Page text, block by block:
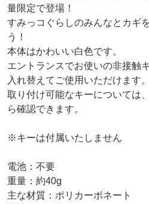
量限定で登場！
すみっコぐらしのみんなとカギ
う！
本体はかわいい白色です。
エントランスでお使いの非接触
入れ替えてご使用いただけます。
取り付け可能なキーについては
ら確認できます。
※キーは付属いたしません
電池：不要
重量：約40g
主な材質：ポリカーボネート